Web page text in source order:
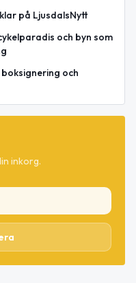
på LjusdalsNytt
och byn som
och
inkorg.